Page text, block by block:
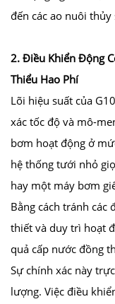
đến các ao nuôi thủy
2. Điều Khiển Động
Thiểu Hao Phí
Lõi hiệu suất của
xác tốc độ và mô-
bơm hoạt động ở
hệ thống tưới nhỏ
hay một máy bơm
Bằng cách tránh các
thiết và duy trì hoạt
quả cấp nước đồng
Sự chính xác này
lượng. Việc điều